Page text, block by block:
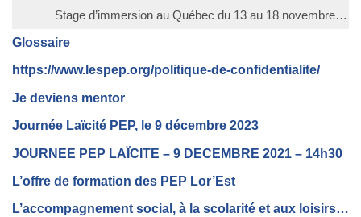
Stage d’immersion au Québec du 13 au 18 novembre 2023
Glossaire
https://www.lespep.org/politique-de-confidentialite/
Je deviens mentor
Journée Laïcité PEP, le 9 décembre 2023
JOURNEE PEP LAÏCITE – 9 DECEMBRE 2021 – 14h30
L’offre de formation des PEP Lor’Est
L’accompagnement social, à la scolarité et aux loisirs à distance